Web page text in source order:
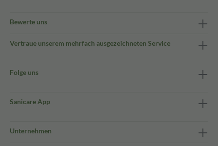
Bewerte uns
Vertraue unserem mehrfach ausgezeichneten Service
Folge uns
Sanicare App
Unternehmen